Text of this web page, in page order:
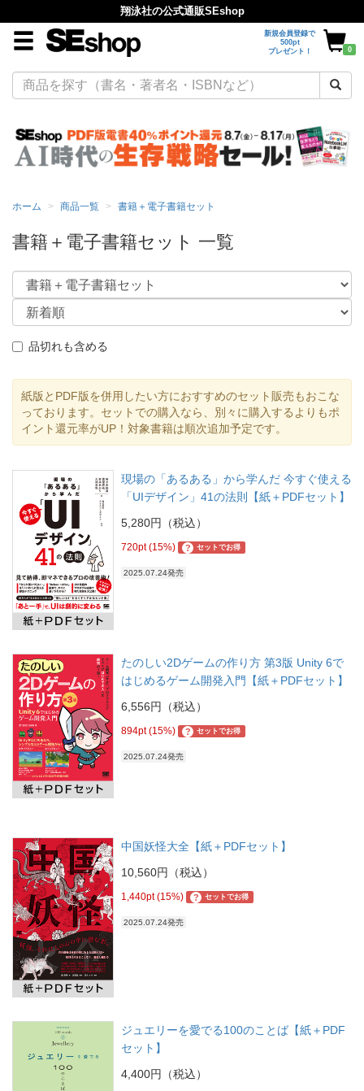
翔泳社の公式通販SEshop
新規会員登録で
500pt
プレゼント！
0
ホーム 商品一覧 書籍＋電子書籍セット
書籍＋電子書籍セット 一覧
品切れも含める
紙版とPDF版を併用したい方におすすめのセット販売もおこな
っております。セットでの購入なら、別々に購入するよりもポ
イント還元率がUP！対象書籍は順次追加予定です。
現場の「あるある」から学んだ 今すぐ使える
「UIデザイン」41の法則【紙＋PDFセット】
5,280円（税込）
720pt (15%) ? セットでお得
2025.07.24発売
たのしい2Dゲームの作り方 第3版 Unity 6で
はじめるゲーム開発入門【紙＋PDFセット】
6,556円（税込）
894pt (15%) ? セットでお得
2025.07.24発売
中国妖怪大全【紙＋PDFセット】
10,560円（税込）
1,440pt (15%) ? セットでお得
2025.07.24発売
ジュエリーを愛でる100のことば【紙＋PDF
セット】
4,400円（税込）